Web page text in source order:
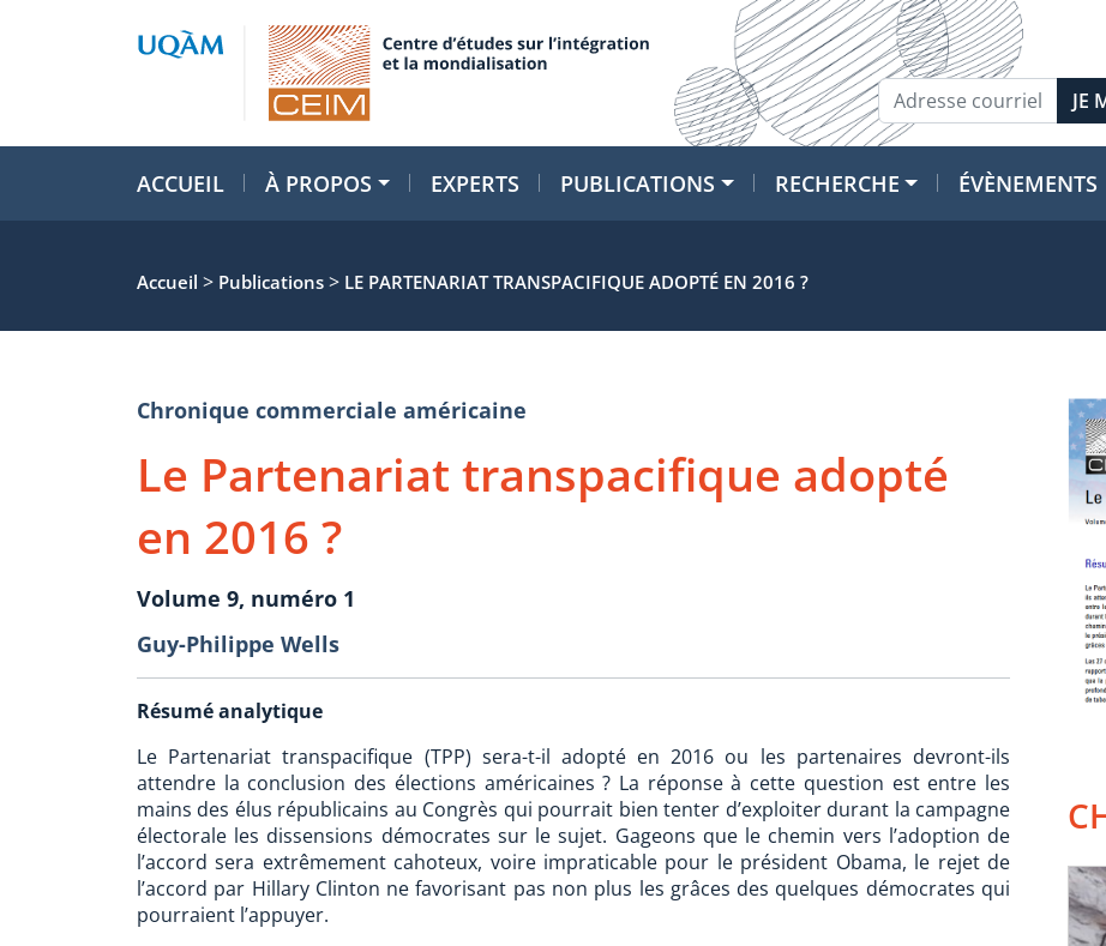
ACCUEIL À PROPOS EXPERTS PUBLICATIONS RECHERCHE ÉVÈNEMENTS
Accueil > Publications > LE PARTENARIAT TRANSPACIFIQUE ADOPTÉ EN 2016 ?
Chronique commerciale américaine
Le Partenariat transpacifique adopté
en 2016 ?
Volume 9, numéro 1
Guy-Philippe Wells
Résumé analytique
Le Partenariat transpacifique (TPP) sera-t-il adopté en 2016 ou les partenaires devront-ils
attendre la conclusion des élections américaines ? La réponse à cette question est entre les
mains des élus républicains au Congrès qui pourrait bien tenter d’exploiter durant la campagne
électorale les dissensions démocrates sur le sujet. Gageons que le chemin vers l’adoption de
l’accord sera extrêmement cahoteux, voire impraticable pour le président Obama, le rejet de
l’accord par Hillary Clinton ne favorisant pas non plus les grâces des quelques démocrates qui
pourraient l’appuyer.